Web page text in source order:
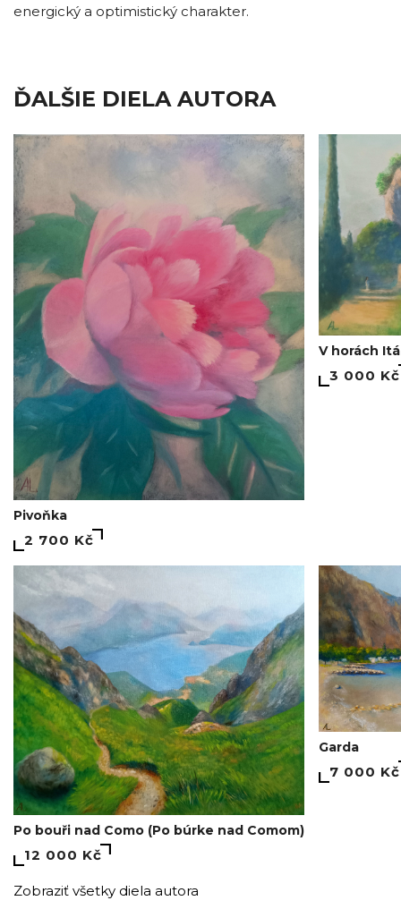
energický a optimistický charakter.
ĎALŠIE DIELA AUTORA
Pivoňka
2 700 Kč
V horách
3 000 Kč
Po bouři nad Como (Po búrke nad Comom)
12 000 Kč
Garda
7 000 Kč
Zobraziť všetky diela autora